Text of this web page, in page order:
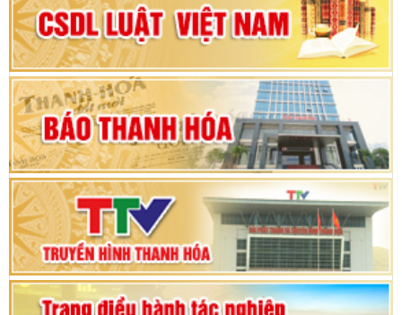
Đại hội Đảng bộ xã Yên Ninh lần thứ nhất,
nhiệm kỳ 2025 - 2030
Khai mạc Kỳ họp bất thường lần thứ 9, Quốc
hội khóa XV
Phiên thảo luận Kỳ họp thứ 24, HĐND tỉnh
Thanh Hóa khóa XVIII, nhiệm kỳ 2021 - 2026
Bế mạc Kỳ họp thứ hai bốn, Hội đồng nhân dân
tỉnh khoá XVIII